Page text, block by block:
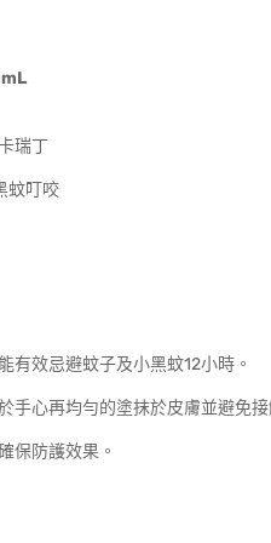
瑞丁
蚊叮咬
有效忌避蚊子及小黑蚊12小時。
手心再均勻的塗抹於皮膚並避免接
保防護效果。